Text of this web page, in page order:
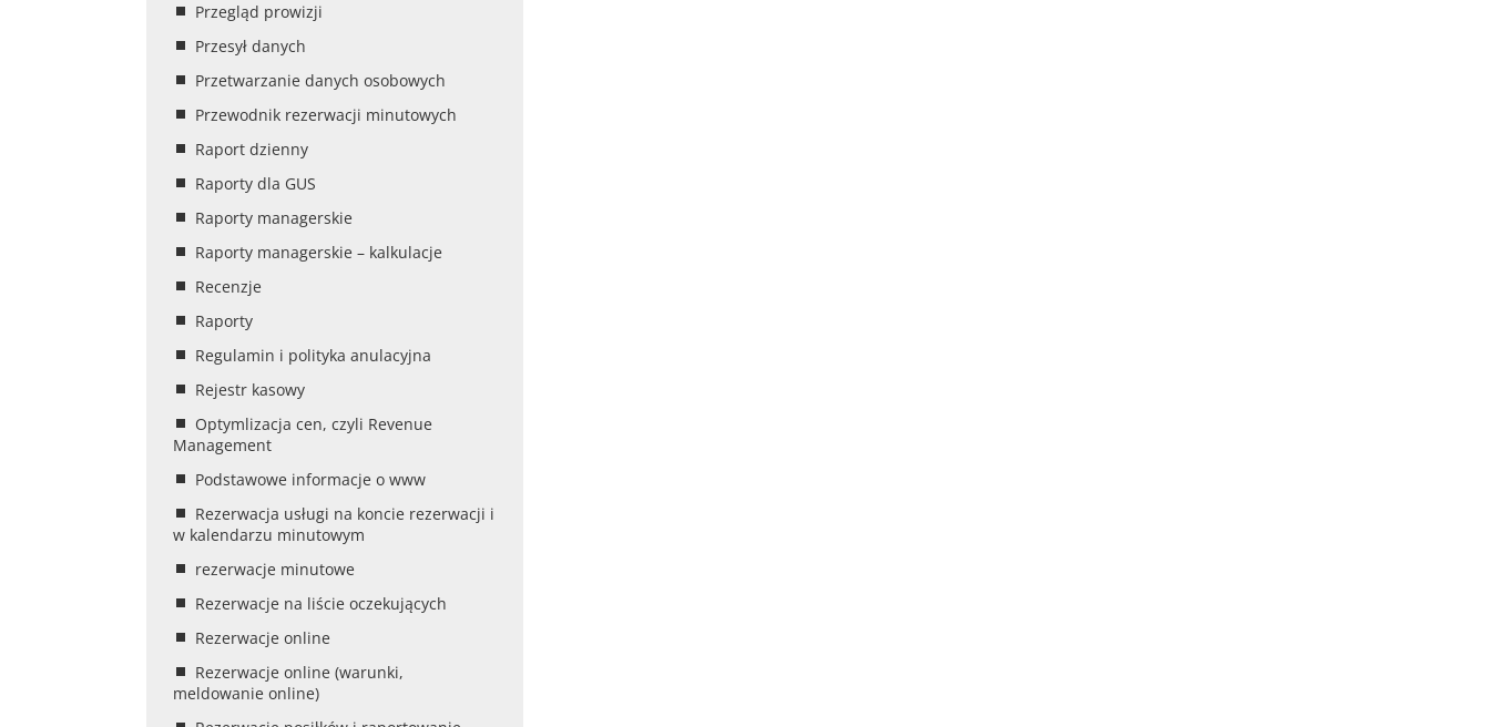
Przegląd prowizji
Przesył danych
Przetwarzanie danych osobowych
Przewodnik rezerwacji minutowych
Raport dzienny
Raporty dla GUS
Raporty managerskie
Raporty managerskie – kalkulacje
Recenzje
Raporty
Regulamin i polityka anulacyjna
Rejestr kasowy
Optymlizacja cen, czyli Revenue
Management
Podstawowe informacje o www
Rezerwacja usługi na koncie rezerwacji i
w kalendarzu minutowym
rezerwacje minutowe
Rezerwacje na liście oczekujących
Rezerwacje online
Rezerwacje online (warunki,
meldowanie online)